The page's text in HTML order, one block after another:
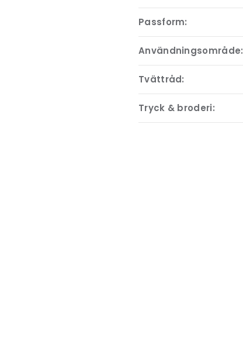
Passform:
Användningsområde:
Tvättråd:
Tryck & broderi: